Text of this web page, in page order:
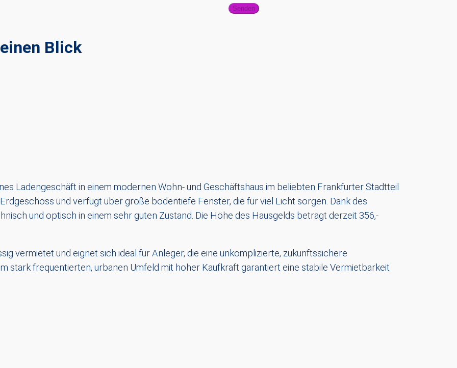
Senden
Blick
Ladengeschäft in einem modernen Wohn- und Geschäftshaus im beliebten Frankfurter Stadtteil
und verfügt über große bodentiefe Fenster, die für viel Licht sorgen. Dank des
und optisch in einem sehr guten Zustand. Die Höhe des Hausgelds beträgt derzeit 356,-
vermietet und eignet sich ideal für Anleger, die eine unkomplizierte, zukunftssichere
stark frequentierten, urbanen Umfeld mit hoher Kaufkraft garantiert eine stabile Vermietbarkeit